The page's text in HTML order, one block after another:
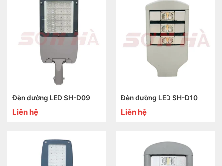
Đèn đường LED SH-D09
Liên hệ
Đèn đường LED SH-D10
Liên hệ